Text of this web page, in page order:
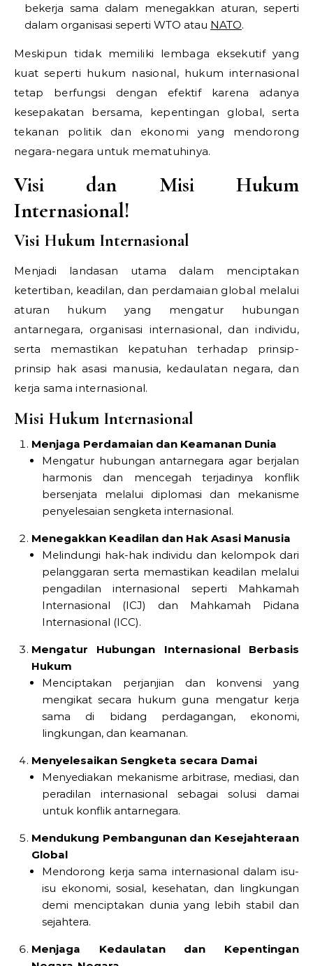
bekerja sama dalam menegakkan aturan, seperti
dalam organisasi seperti WTO atau NATO.
Meskipun tidak memiliki lembaga eksekutif yang
kuat seperti hukum nasional, hukum internasional
tetap berfungsi dengan efektif karena adanya
kesepakatan bersama, kepentingan global, serta
tekanan politik dan ekonomi yang mendorong
negara-negara untuk mematuhinya.
Visi dan Misi Hukum
Internasional!
Visi Hukum Internasional
Menjadi landasan utama dalam menciptakan
ketertiban, keadilan, dan perdamaian global melalui
aturan hukum yang mengatur hubungan
antarnegara, organisasi internasional, dan individu,
serta memastikan kepatuhan terhadap prinsip-
prinsip hak asasi manusia, kedaulatan negara, dan
kerja sama internasional.
Misi Hukum Internasional
Menjaga Perdamaian dan Keamanan Dunia
Mengatur hubungan antarnegara agar berjalan
harmonis dan mencegah terjadinya konflik
bersenjata melalui diplomasi dan mekanisme
penyelesaian sengketa internasional.
Menegakkan Keadilan dan Hak Asasi Manusia
Melindungi hak-hak individu dan kelompok dari
pelanggaran serta memastikan keadilan melalui
pengadilan internasional seperti Mahkamah
Internasional (ICJ) dan Mahkamah Pidana
Internasional (ICC).
Mengatur Hubungan Internasional Berbasis
Hukum
Menciptakan perjanjian dan konvensi yang
mengikat secara hukum guna mengatur kerja
sama di bidang perdagangan, ekonomi,
lingkungan, dan keamanan.
Menyelesaikan Sengketa secara Damai
Menyediakan mekanisme arbitrase, mediasi, dan
peradilan internasional sebagai solusi damai
untuk konflik antarnegara.
Mendukung Pembangunan dan Kesejahteraan
Global
Mendorong kerja sama internasional dalam isu-
isu ekonomi, sosial, kesehatan, dan lingkungan
demi menciptakan dunia yang lebih stabil dan
sejahtera.
Menjaga Kedaulatan dan Kepentingan